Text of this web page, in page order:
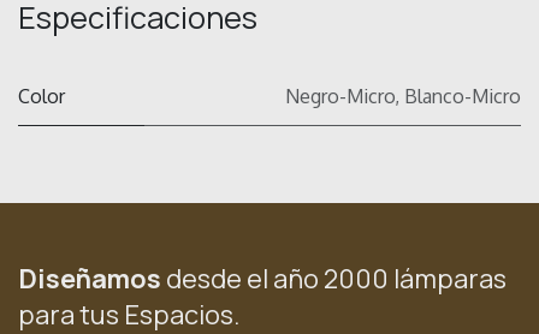
Especificaciones
Color Negro-Micro, Blanco-Micro
Diseñamos desde el año 2000 lámparas
para tus Espacios.